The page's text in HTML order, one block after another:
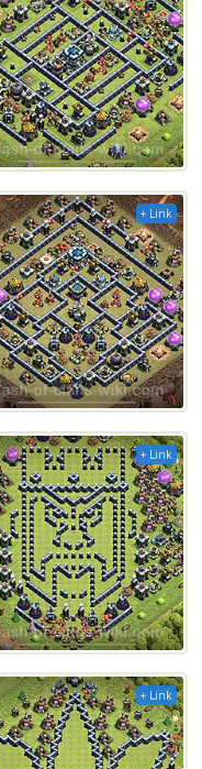
+ Link
+ Link
+ Link